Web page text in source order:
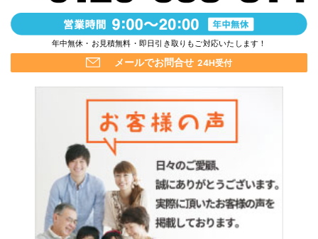
年中無休・お見積無料・即日引き取りもご対応いたします！
メールでお問合せ 24H受付